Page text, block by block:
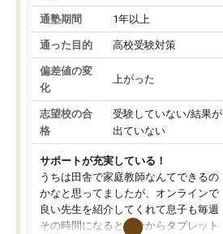
通塾期間 1年以上
通った目的 高校受験対策
偏差値の変
化
上がった
志望校の合
格
受験していない/結果が
出ていない
サポートが充実している！
うちは田舎で家庭教師なんてできるの
かなと思ってましたが、オンラインで
良い先生を紹介してくれて息子も毎週
その時間になると自分からタブレット